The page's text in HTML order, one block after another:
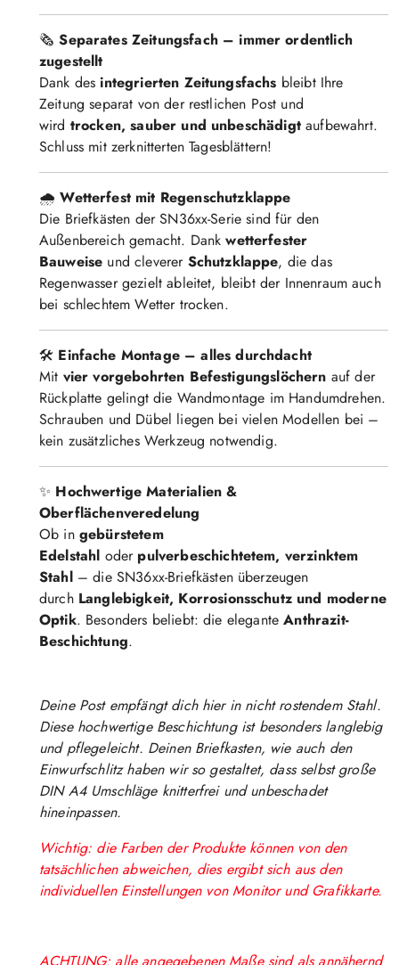
🗞️ Separates Zeitungsfach – immer ordentlich
zugestellt
Dank des integrierten Zeitungsfachs bleibt Ihre
Zeitung separat von der restlichen Post und
wird trocken, sauber und unbeschädigt aufbewahrt.
Schluss mit zerknitterten Tagesblättern!
🌧️ Wetterfest mit Regenschutzklappe
Die Briefkästen der SN36xx-Serie sind für den
Außenbereich gemacht. Dank wetterfester
Bauweise und cleverer Schutzklappe, die das
Regenwasser gezielt ableitet, bleibt der Innenraum auch
bei schlechtem Wetter trocken.
🛠️ Einfache Montage – alles durchdacht
Mit vier vorgebohrten Befestigungslöchern auf der
Rückplatte gelingt die Wandmontage im Handumdrehen.
Schrauben und Dübel liegen bei vielen Modellen bei –
kein zusätzliches Werkzeug notwendig.
✨ Hochwertige Materialien &
Oberflächenveredelung
Ob in gebürstetem
Edelstahl oder pulverbeschichtetem, verzinktem
Stahl – die SN36xx-Briefkästen überzeugen
durch Langlebigkeit, Korrosionsschutz und moderne
Optik. Besonders beliebt: die elegante Anthrazit-
Beschichtung.
Deine Post empfängt dich hier in nicht rostendem Stahl.
Diese hochwertige Beschichtung ist besonders langlebig
und pflegeleicht. Deinen Briefkasten, wie auch den
Einwurfschlitz haben wir so gestaltet, dass selbst große
DIN A4 Umschläge knitterfrei und unbeschadet
hineinpassen.
Wichtig: die Farben der Produkte können von den
tatsächlichen abweichen, dies ergibt sich aus den
individuellen Einstellungen von Monitor und Grafikkarte.